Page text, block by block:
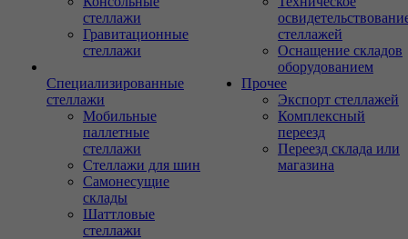
стеллажи
Гравитационные
стеллажи
Специализированные
стеллажи
Мобильные
паллетные
стеллажи
Стеллажи для шин
Самонесущие
склады
Шаттловые
стеллажи
стеллажей
Оснащение складов
оборудованием
Прочее
Экспорт стеллажей
Комплексный
переезд
Переезд склада или
магазина